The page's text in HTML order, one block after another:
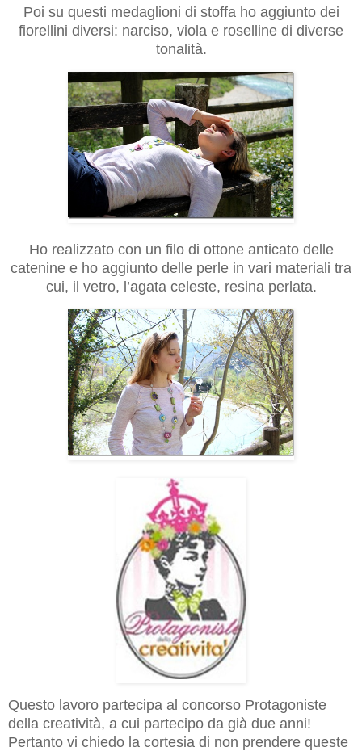
Poi su questi medaglioni di stoffa ho aggiunto dei
fiorellini diversi: narciso, viola e roselline di diverse
tonalità.
Ho realizzato con un filo di ottone anticato delle
catenine e ho aggiunto delle perle in vari materiali tra
cui, il vetro, l’agata celeste, resina perlata.
Questo lavoro partecipa al concorso Protagoniste
della creatività, a cui partecipo da già due anni!
Pertanto vi chiedo la cortesia di non prendere queste